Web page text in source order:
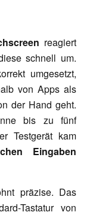
reagiert
schnell um.
umgesetzt,
von Apps als
der Hand geht.
bis zu fünf
Testgerät kam
Eingaben
präzise. Das
Tastatur von